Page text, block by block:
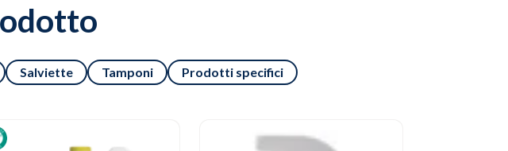
Salviette Tamponi Prodotti specifici